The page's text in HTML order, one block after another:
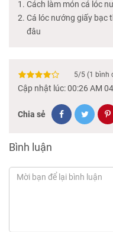
Cách làm món cá lóc
Cá lóc nướng giấy bạc
đâu
5/5 (1 bình
Cập nhật lúc: 00:26 AM
Chia sẻ
Bình luận